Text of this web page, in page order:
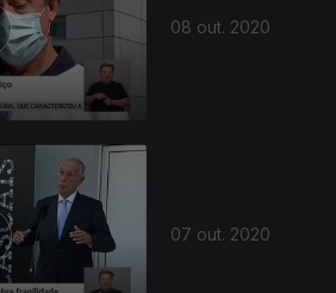
08 out. 2020
07 out. 2020